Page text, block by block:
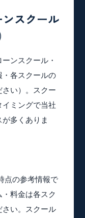
スクール
ンスクール・
各スクールの
い）。スクー
ミングで当社
多くありま
点の参考情報で
料金は各スク
い。スクール